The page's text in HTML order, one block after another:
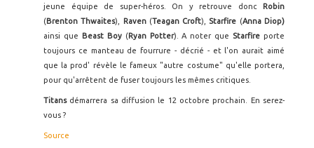
jeune équipe de super-héros. On y retrouve donc Robin
(Brenton Thwaites), Raven (Teagan Croft), Starfire (Anna Diop)
ainsi que Beast Boy (Ryan Potter). A noter que Starfireporte
toujours ce manteau de fourrure - décrié - et l'on aurait aimé
que la prod' révèle le fameux "autre costume" qu'elle portera,
pour qu'arrêtent de fuser toujours les mêmes critiques.
Titans démarrera sa diffusion le 12 octobre prochain. En serez-
vous ?
Source